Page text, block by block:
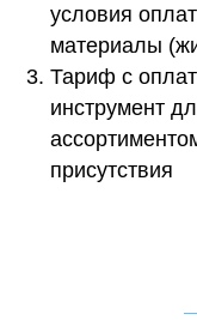
условия
материалы
Тариф с
инструмент
присутствия